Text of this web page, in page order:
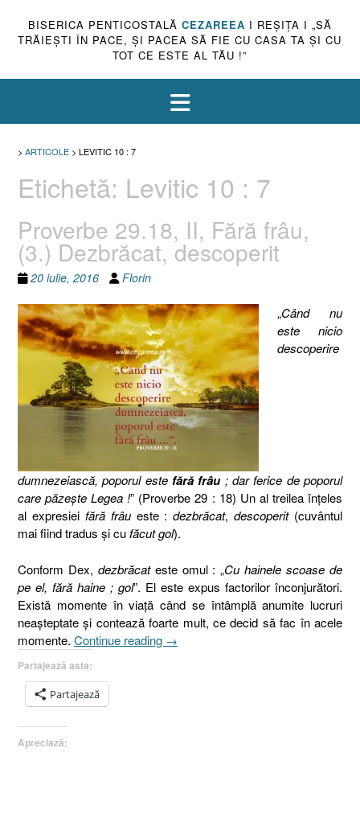
BISERICA PENTICOSTALĂ CEZAREEA I REŞIŢA I „SĂ
TRĂIEŞTI ÎN PACE, ŞI PACEA SĂ FIE CU CASA TA ŞI CU
TOT CE ESTE AL TĂU !”
> ARTICOLE > LEVITIC 10 : 7
Etichetă: Levitic 10 : 7
Proverbe 29.18, II, Fără frâu,
(3.) Dezbrăcat, descoperit
20 iulie, 2016 Florin
„Când nu
este nicio
descoperire
dumnezeiască, poporul este fără frâu; dar ferice de poporul
care păzeşte Legea !” (Proverbe 29 : 18) Un al treilea înţeles
al expresiei fără frâueste :dezbrăcat,descoperit (cuvântul
mai fiind tradus şi cufăcut gol).
Conform Dex, dezbrăcateste omul : „Cu hainele scoase de
pe el, fără haine ; gol”. El este expus factorilor înconjurători.
Există momente în viaţă când se întâmplă anumite lucruri
neaşteptate şi contează foarte mult, ce decid să fac în acele
momente. Continue reading „Proverbe
→
Partajează asta:
Partajează
Apreciază: